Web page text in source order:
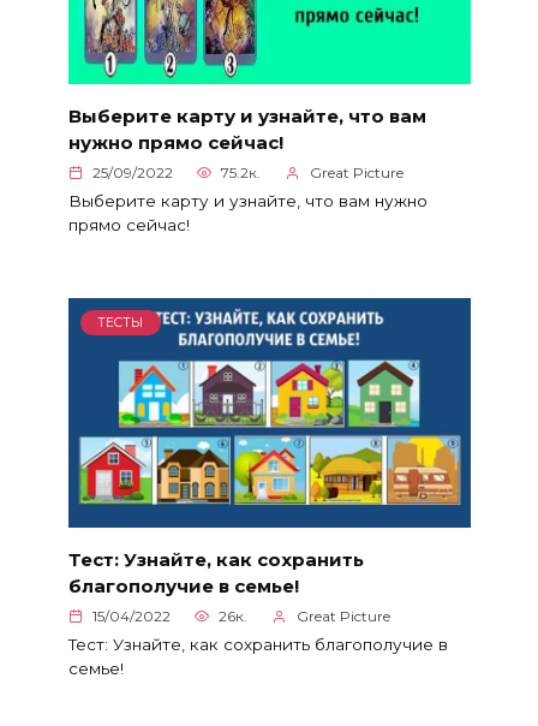
Выберите карту и узнайте, что вам
нужно прямо сейчас!
25/09/2022 75.2к. Great Picture
Выберите карту и узнайте, что вам нужно
прямо сейчас!
ТЕСТЫ
Тест: Узнайте, как сохранить
благополучие в семье!
15/04/2022 26к. Great Picture
Тест: Узнайте, как сохранить благополучие в
семье!